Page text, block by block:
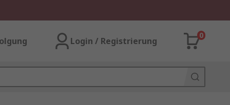
Login / Registrierung
0